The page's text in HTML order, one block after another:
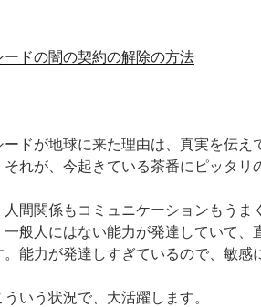
ードの闇の契約の解除の方法
ードが地球に来た理由は、真実を伝え
それが、今起きている茶番にピッタリ
人間関係もコミュニケーションもうま
一般人にはない能力が発達していて、
。能力が発達しすぎているので、敏感
いう状況で、大活躍します。